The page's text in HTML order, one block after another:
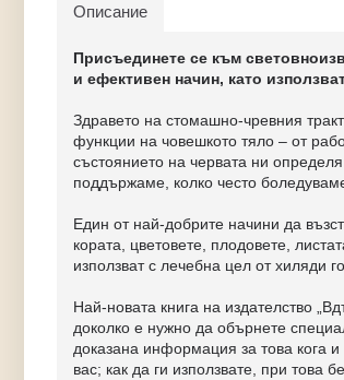
Описание
Присъединете се към
и ефективен начин, като
Здравето на стомашно-чревния
функции на човешкото тяло – от
състоянието на червата ни
поддържаме, колко често
Един от най-добрите начини да
кората, цветовете, плодовете,
използват с лечебна цел от хиляди
Най-новата книга на издателство
доколко е нужно да обърнете
доказана информация за това кога
вас; как да ги използвате, при